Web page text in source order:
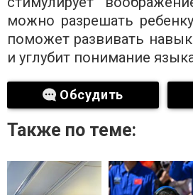
можно разрешать
поможет развивать
и углубит понимание
Обсудить
Также по теме: